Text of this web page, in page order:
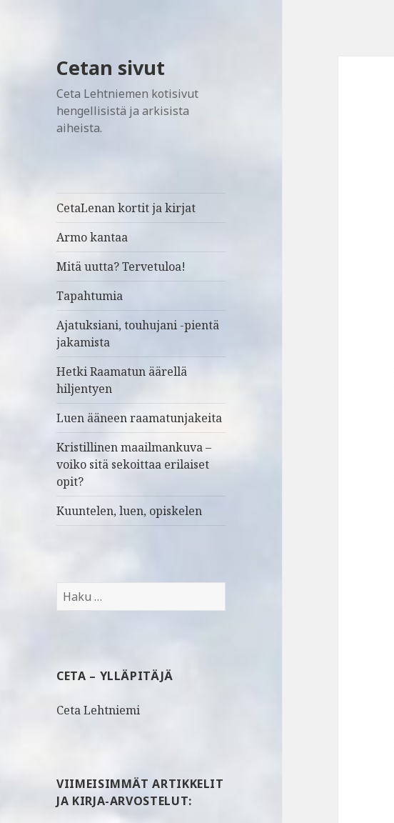
Cetan sivut
Ceta Lehtniemen kotisivut
hengellisistä ja arkisista
aiheista.
CetaLenan kortit ja kirjat
Armo kantaa
Mitä uutta? Tervetuloa!
Tapahtumia
Ajatuksiani, touhujani -pientä
jakamista
Hetki Raamatun äärellä
hiljentyen
Luen ääneen raamatunjakeita
Kristillinen maailmankuva –
voiko sitä sekoittaa erilaiset
opit?
Kuuntelen, luen, opiskelen
H
a
CETA – YLLÄPITÄJÄ
Ceta Lehtniemi
VIIMEISIMMÄT ARTIKKELIT
JA KIRJA-ARVOSTELUT: